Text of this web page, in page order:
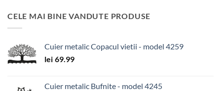
CELE MAI BINE VANDUTE PRODUSE
Cuier metalic Copacul vietii - model 4259
lei 69.99
Cuier metalic Bufnite - model 4245